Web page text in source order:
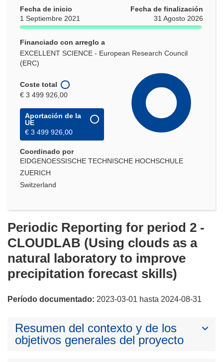
Fecha de inicio
1 Septiembre 2021
Fecha de finalización
31 Agosto 2026
Financiado con arreglo a
EXCELLENT SCIENCE - European Research Council
(ERC)
Coste total
€ 3 499 926,00
Aportación de la
UE
€ 3 499 926,00
Coordinado por
EIDGENOESSISCHE TECHNISCHE HOCHSCHULE
ZUERICH
Switzerland
Periodic Reporting for period 2 -
CLOUDLAB (Using clouds as a
natural laboratory to improve
precipitation forecast skills)
Período documentado: 2023-03-01 hasta 2024-08-31
Resumen del contexto y de los
objetivos generales del proyecto